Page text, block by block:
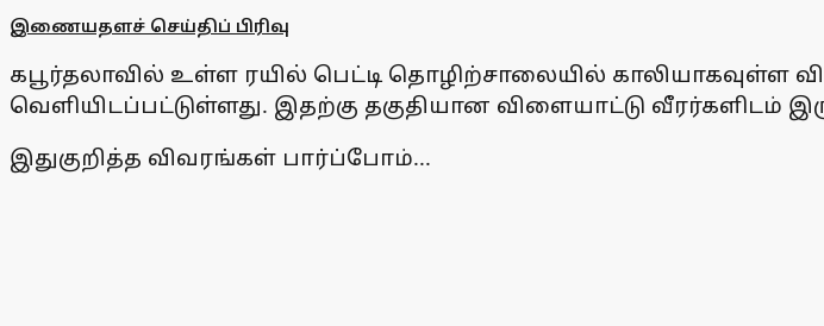
இணையதளச் செய்திப் பிரிவு
கபூர்தலாவில் உள்ள ரயில் பெட்டி தொழிற்சாலையில் காலியாகவுள்ள
வெளியிடப்பட்டுள்ளது. இதற்கு தகுதியான விளையாட்டு
இதுகுறித்த விவரங்கள் பார்ப்போம்...